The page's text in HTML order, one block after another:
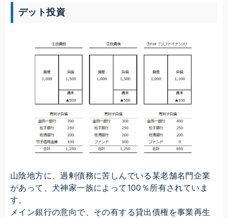
デット投資
山陰地方に、過剰債務に苦しんでいる某老舗名門企業
があって、犬神家一族によって100％所有されていま
す。
メイン銀行の意向で、その有する貸出債権を事業再生